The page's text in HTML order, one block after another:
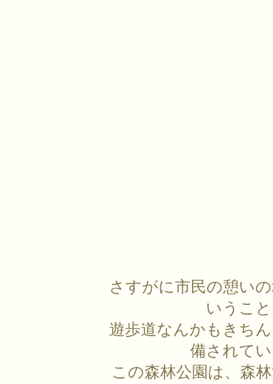
さすがに市民の憩い
いうこ
遊歩道なんかもきち
備されて
この森林公園は、森